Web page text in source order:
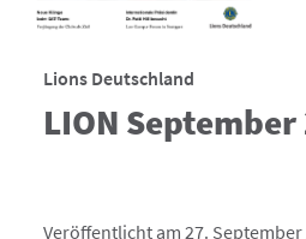
Lions Deutschland
LION September
Veröffentlicht am 27. September